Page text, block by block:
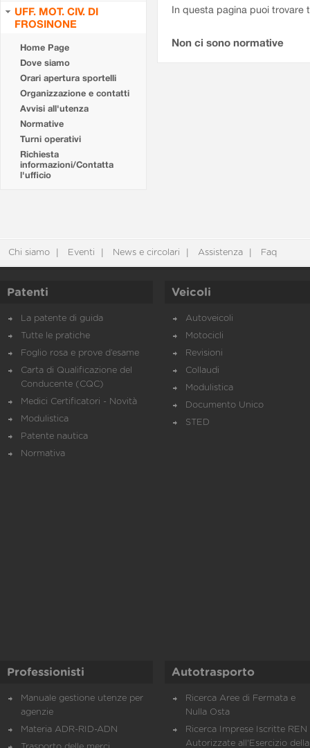
UFF. MOT. CIV. DI
FROSINONE
Home Page
Dove siamo
Orari apertura sportelli
Organizzazione e contatti
Avvisi all'utenza
Normative
Turni operativi
Richiesta
informazioni/Contatta
l'ufficio
In questa pagina puoi
Non ci sono normative
Chi siamo Eventi News e circolari Assistenza Faq
Patenti
La patente di guida
Tutte le pratiche
Foglio rosa e prove d’esame
Carta di Qualificazione del
Conducente (CQC)
Medici Certificatori - Novità
Modulistica
Patente nautica
Normativa
Veicoli
Autoveicoli
Motocicli
Revisioni
Collaudi
Modulistica
Documento Unico
STED
Professionisti
Manuale gestione utenze per
agenzie
Materia ADR-RID-ADN
Autotrasporto
Ricerca Aree di Fermata e
Nulla Osta
Ricerca Imprese Iscritte REN
Autorizzate all'Esercizio della